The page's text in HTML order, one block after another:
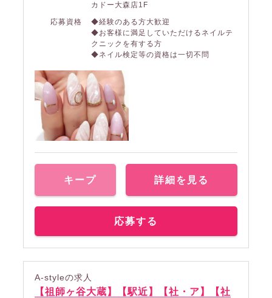
カドー大森店1F
応募資格
◆経験のある方大歓迎
◆お客様に満足していただけるネイルテ
クニックを有する方
◆ネイル検定等の資格は一切不問
キープ 詳細を見る
応募する
A-styleの求人
【祖師ヶ谷大蔵】【駅近】【社・ア】【社